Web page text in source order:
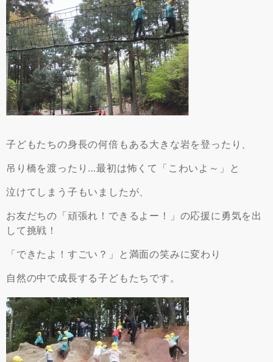
子どもたちの身長の何倍もある大きな岩を登ったり、
吊り橋を渡ったり…最初は怖くて「こわいよ～」と
泣けてしまう子もいましたが、
お友だちの「頑張れ！できるよー！」の応援に勇気を出
して挑戦！
「できたよ！すごい？」と満面の笑みに変わり
自然の中で成長する子どもたちです。